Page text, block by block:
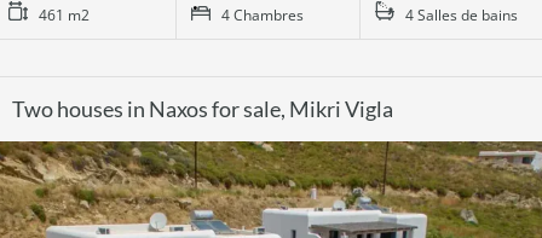
461 m2 4 Chambres 4 Salles de bains
Two houses in Naxos for sale, Mikri Vigla